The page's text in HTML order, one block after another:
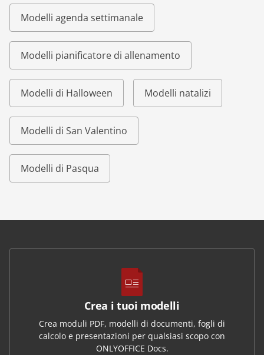
Modelli agenda settimanale
Modelli pianificatore di allenamento
Modelli di Halloween Modelli natalizi
Modelli di San Valentino
Modelli di Pasqua
Crea i tuoi modelli
Crea moduli PDF, modelli di documenti, fogli di
calcolo e presentazioni per qualsiasi scopo con
ONLYOFFICE Docs.